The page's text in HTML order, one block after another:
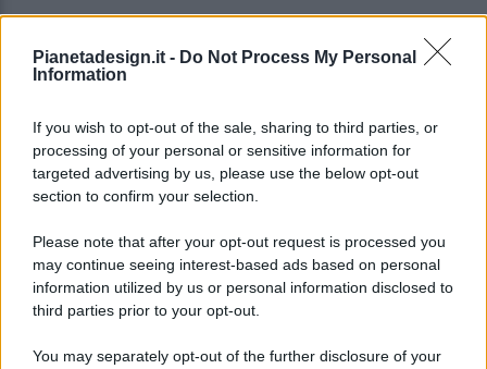
Pianetadesign.it - Do Not Process My Personal
Information
If you wish to opt-out of the sale, sharing to third parties, or
processing of your personal or sensitive information for
targeted advertising by us, please use the below opt-out
section to confirm your selection.
Please note that after your opt-out request is processed you
may continue seeing interest-based ads based on personal
information utilized by us or personal information disclosed to
third parties prior to your opt-out.
You may separately opt-out of the further disclosure of your
© 2026 - Pianeta Design - P.IVA 04827280654 - Testata
Registrata Al Tribunale Di Nocera Inferiore N. 8/2020 - RG N.
ISCRIZIONE AL ROC N. 35792 – ISCRITTA ALL’ANSO
(ASSOCIAZIONE NAZIONALE STAMPA ONLINE)